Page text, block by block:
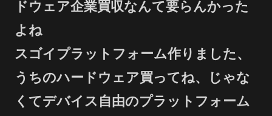
ドウェア企業買収なんて要らんかった
よね
スゴイプラットフォーム作りました、
うちのハードウェア買ってね、じゃな
くてデバイス自由のプラットフォーム